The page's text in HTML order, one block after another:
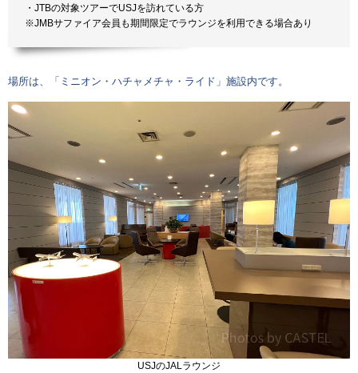
・JTBの対象ツアーでUSJを訪れている方
※JMBサファイア会員も期間限定でラウンジを利用できる場合あり
場所は、「ミニオン・ハチャメチャ・ライド」施設内です。
USJのJALラウンジ